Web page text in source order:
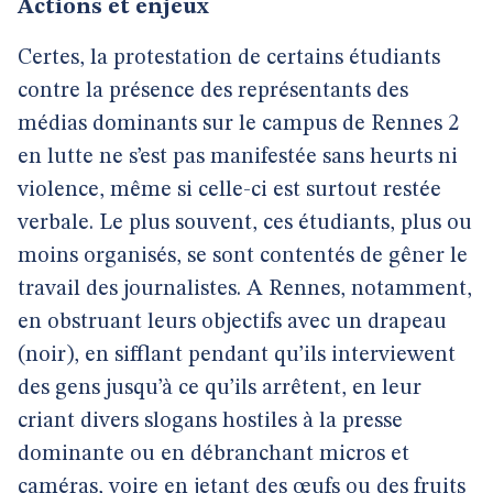
Actions et enjeux
Certes, la protestation de certains étudiants
contre la présence des représentants des
médias dominants sur le campus de Rennes 2
en lutte ne s’est pas manifestée sans heurts ni
violence, même si celle-ci est surtout restée
verbale. Le plus souvent, ces étudiants, plus ou
moins organisés, se sont contentés de gêner le
travail des journalistes. A Rennes, notamment,
en obstruant leurs objectifs avec un drapeau
(noir), en sifflant pendant qu’ils interviewent
des gens jusqu’à ce qu’ils arrêtent, en leur
criant divers slogans hostiles à la presse
dominante ou en débranchant micros et
caméras, voire en jetant des œufs ou des fruits